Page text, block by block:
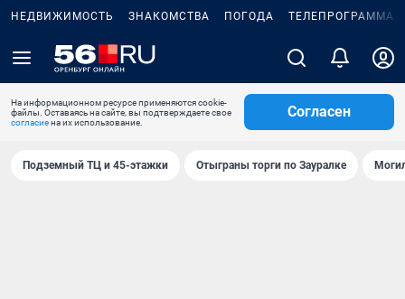
НЕДВИЖИМОСТЬ ЗНАКОМСТВА ПОГОДА ТЕЛЕПРОГРАММА
На информационном ресурсе применяются cookie-
файлы. Оставаясь на сайте, вы подтверждаете свое
согласиена их использование.
Согласен
Подземный ТЦ и 45-этажки Отыграны торги по Зауралке